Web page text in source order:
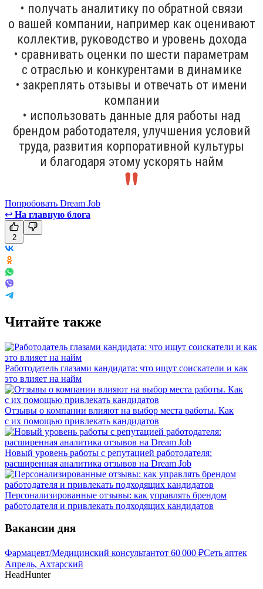
• получать аналитику по обратной связи
о вашей компании, например как оценивают
коллектив, руководство и уровень дохода
• сравнивать оценки по шести параметрам
с отраслью и конкурентами в динамике
• закреплять отзывы и отвечать от имени
компании
• использовать данные для работы над
брендом работодателя, улучшения условий
труда, развития корпоративной культуры
и благодаря этому ускорять найм
Попробовать Dream Job
↩ На главную блога
2
Читайте также
Работодатель глазами кандидата: что ищут соискатели и как
это влияет на найм
Отзывы о компании влияют на выбор места работы. Как
с их помощью привлекать кандидатов
Новый уровень работы с репутацией работодателя:
расширенная аналитика отзывов на Dream Job
Персонализированные отзывы: как управлять брендом
работодателя и привлекать подходящих кандидатов
Вакансии дня
Фармацевт/Медицинский консультантот 60 000 ₽Сеть аптек
Апрель, Ахтарский
HeadHunter